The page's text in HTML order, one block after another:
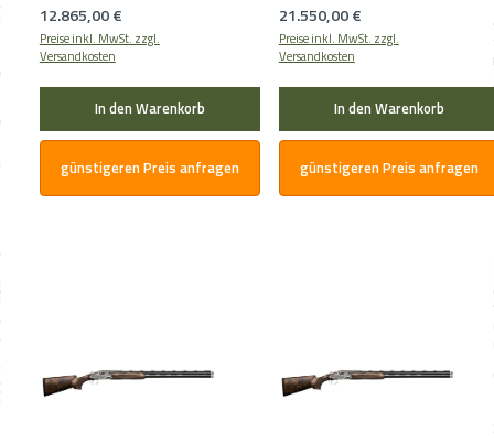
Regulärer Preis:
12.865,00 €
Preise inkl. MwSt. zzgl.
Versandkosten
In den Warenkorb
günstigeren Preis anfragen
Regulärer Preis:
21.550,00 €
Preise inkl. MwSt. zzgl.
Versandkosten
In den Warenkorb
günstigeren Preis anfragen